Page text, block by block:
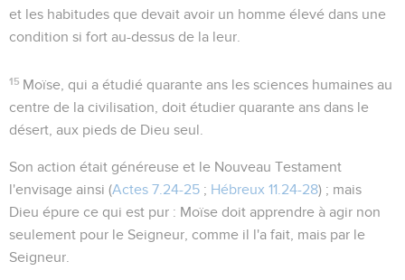
et les habitudes que devait avoir un homme élevé dans une
condition si fort au-dessus de la leur.
15 Moïse, qui a étudié quarante ans les sciences humaines au
centre de la civilisation, doit étudier quarante ans dans le
désert, aux pieds de Dieu seul.
Son action était généreuse et le Nouveau Testament
l'envisage ainsi (Actes 7.24-25 ; Hébreux 11.24-28) ; mais
Dieu épure ce qui est pur : Moïse doit apprendre à agir non
seulement pour le Seigneur , comme il l'a fait, mais par le
Seigneur